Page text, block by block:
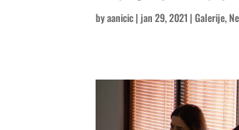
byaanicic| jan 29, 2021 |Galerije,